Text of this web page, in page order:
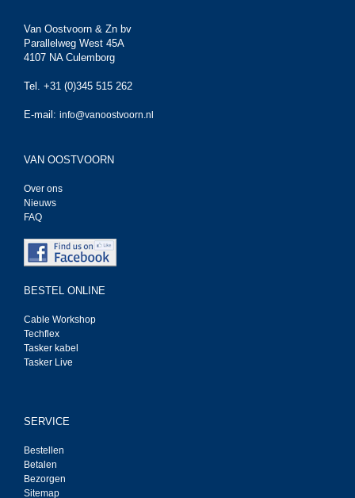
Van Oostvoorn & Zn bv
Parallelweg West 45A
4107 NA Culemborg
Tel. +31 (0)345 515 262
E-mail: info@vanoostvoorn.nl
VAN OOSTVOORN
Over ons
Nieuws
FAQ
BESTEL ONLINE
Cable Workshop
Techflex
Tasker kabel
Tasker Live
SERVICE
Bestellen
Betalen
Bezorgen
Sitemap